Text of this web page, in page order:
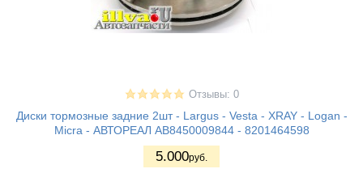
Отзывы: 0
Диски тормозные задние 2шт - Largus - Vesta - XRAY - Logan -
Micra - АВТОРЕАЛ АВ8450009844 - 8201464598
5.000руб.